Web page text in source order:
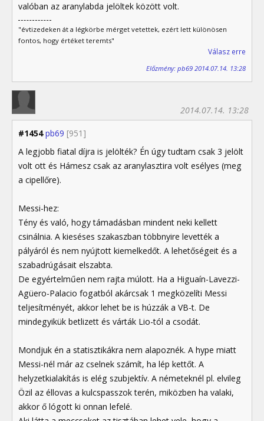
valóban az aranylabda jelöltek között volt.
"évtizedeken át a légkörbe mérget vetettek, ezért lett különösen
fontos, hogy értéket teremts"
Válasz erre
Előzmény: pb69 2014.07.14. 13:28
#1454 pb69 [951]
2014.07.14. 13:28
A legjobb fiatal díjra is jelölték? Én úgy tudtam csak 3 jelölt
volt ott és Hámesz csak az aranylasztira volt esélyes (meg
a cipellőre).
Messi-hez:
Tény és való, hogy támadásban mindent neki kellett
csinálnia. A kieséses szakaszban többnyire levették a
pályáról és nem nyújtott kiemelkedőt. A lehetőségeit és a
szabadrúgásait elszabta.
De egyértelműen nem rajta múlott. Ha a Higuaín-Lavezzi-
Agüero-Palacio fogatból akárcsak 1 megközelíti Messi
teljesítményét, akkor lehet be is húzzák a VB-t. De
mindegyikük betlizett és várták Lio-tól a csodát.
Mondjuk én a statisztikákra nem alapoznék. A hype miatt
Messi-nél már az cselnek számít, ha lép kettőt. A
helyzetkialakítás is elég szubjektív. A németeknél pl. elvileg
Özil az éllovas a kulcspasszok terén, miközben ha valaki,
akkor ő lógott ki onnan lefelé.